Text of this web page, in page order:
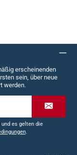
erscheinenden
sein, über neue
werden.
es gelten die
.